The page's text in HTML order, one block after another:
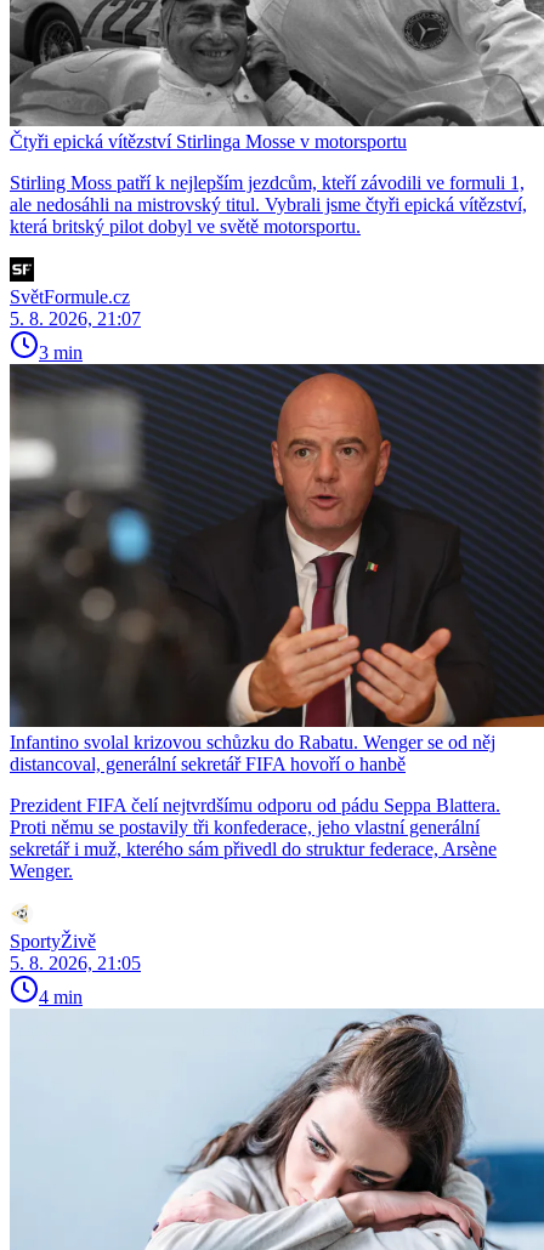
Čtyři epická vítězství Stirlinga Mosse v motorsportu
Stirling Moss patří k nejlepším jezdcům, kteří závodili ve formuli 1,
ale nedosáhli na mistrovský titul. Vybrali jsme čtyři epická vítězství,
která britský pilot dobyl ve světě motorsportu.
SvětFormule.cz
5. 8. 2026, 21:07
3 min
Infantino svolal krizovou schůzku do Rabatu. Wenger se od něj
distancoval, generální sekretář FIFA hovoří o hanbě
Prezident FIFA čelí nejtvrdšímu odporu od pádu Seppa Blattera.
Proti němu se postavily tři konfederace, jeho vlastní generální
sekretář i muž, kterého sám přivedl do struktur federace, Arsène
Wenger.
SportyŽivě
5. 8. 2026, 21:05
4 min